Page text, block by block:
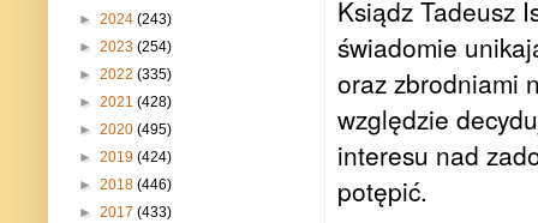
Ksiądz Tadeusz
świadomie
oraz zbrodniami
względzie
interesu nad
potępić.
► 2024 (243)
► 2023 (254)
► 2022 (335)
► 2021 (428)
► 2020 (495)
► 2019 (424)
► 2018 (446)
► 2017 (433)